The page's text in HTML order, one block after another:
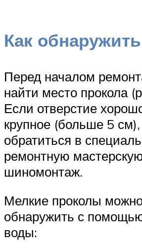
Как
Перед началом
найти место прокола
Если отверстие
крупное (больше 5
обратиться в
ремонтную
шиномонтаж.
Мелкие проколы
обнаружить с
воды: